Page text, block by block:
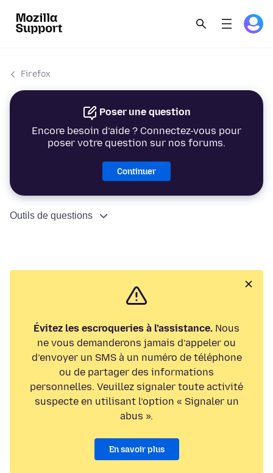
Firefox
Poser une question
Encore besoin d’aide ? Connectez-vous pour
poser votre question sur nos forums.
Continuer
Outils de questions
Évitez les escroqueries à l’assistance. Nous
ne vous demanderons jamais d’appeler ou
d’envoyer un SMS à un numéro de téléphone
ou de partager des informations
personnelles. Veuillez signaler toute activité
suspecte en utilisant l’option « Signaler un
abus ».
En savoir plus